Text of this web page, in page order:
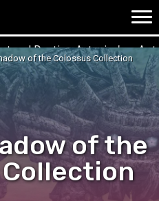
{/literal}
JUEGOS
ANÁLISIS
VÍDEOS
tren! Destino Asturias' en
of the Colossus Collection
of the